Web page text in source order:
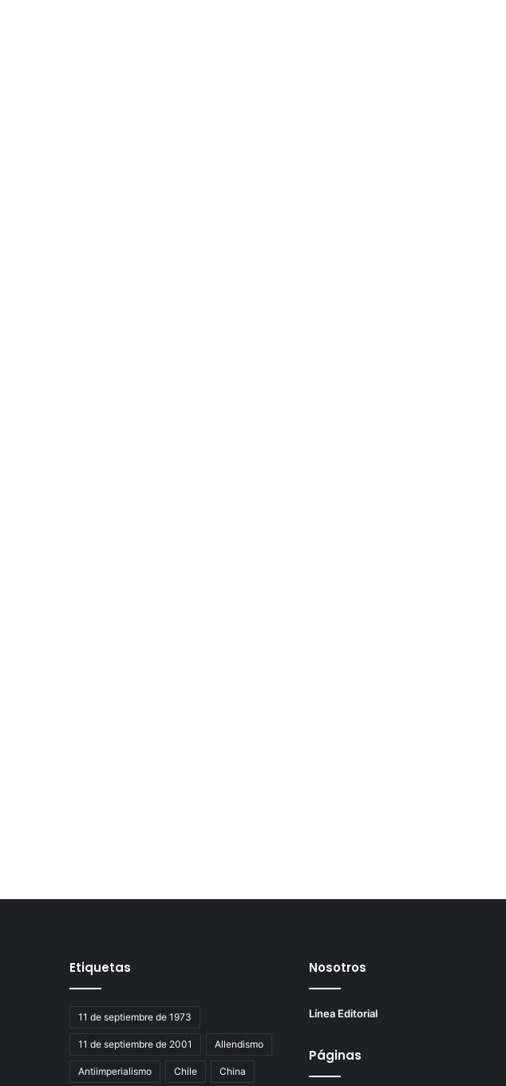
Etiquetas
11 de septiembre de 1973
11 de septiembre de 2001 Allendismo
Antiimperialismo Chile China
Nosotros
Línea Editorial
Páginas